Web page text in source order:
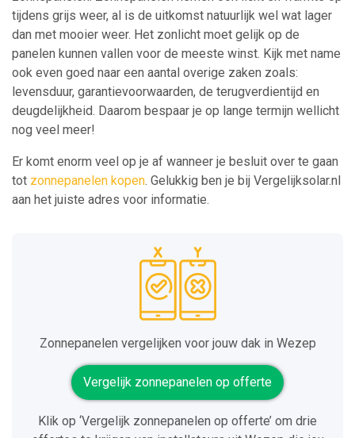
tijdens grijs weer, al is de uitkomst natuurlijk wel wat lager
dan met mooier weer. Het zonlicht moet gelijk op de
panelen kunnen vallen voor de meeste winst. Kijk met name
ook even goed naar een aantal overige zaken zoals:
levensduur, garantievoorwaarden, de terugverdientijd en
deugdelijkheid. Daarom bespaar je op lange termijn wellicht
nog veel meer!
Er komt enorm veel op je af wanneer je besluit over te gaan
tot zonnepanelen kopen. Gelukkig ben je bij Vergelijksolar.nl
aan het juiste adres voor informatie.
Zonnepanelen vergelijken voor jouw dak in Wezep
Vergelijk zonnepanelen op offerte
Klik op ‘Vergelijk zonnepanelen op offerte’ om drie